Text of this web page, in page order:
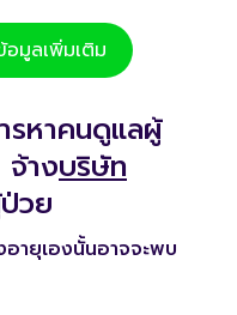
มูลเพิ่มเติม
รหาคนดูแลผู้
างบริษัท
วย
อายุเองนั้นอาจจะพบ